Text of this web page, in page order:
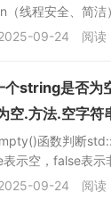
线程安全、简洁
推荐优...
09-24 阅读
个string是否为
空.方法.空字符
函数判断
示空，false表示
09-24 阅读